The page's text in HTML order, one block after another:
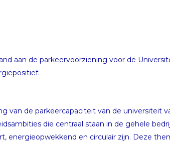
aan de parkeervoorziening voor de
van de parkeercapaciteit van de universiteit
die centraal staan in de gehele
en circulair zijn. Deze